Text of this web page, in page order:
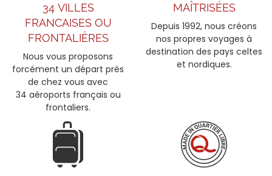
34 VILLES
FRANCAISES OU
FRONTALIÈRES
Nous vous proposons
forcément un départ près
de chez vous avec
34 aéroports français ou
frontaliers.
MAÎTRISÉES
Depuis 1992, nous créons
nos propres voyages à
destination des pays celtes
et nordiques.